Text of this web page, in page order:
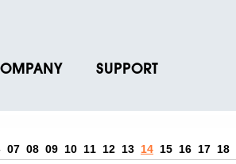
ート
SUPPORT
各種お問い合わせ
07 08 09 10 11 12 13 14 15 16 17 18